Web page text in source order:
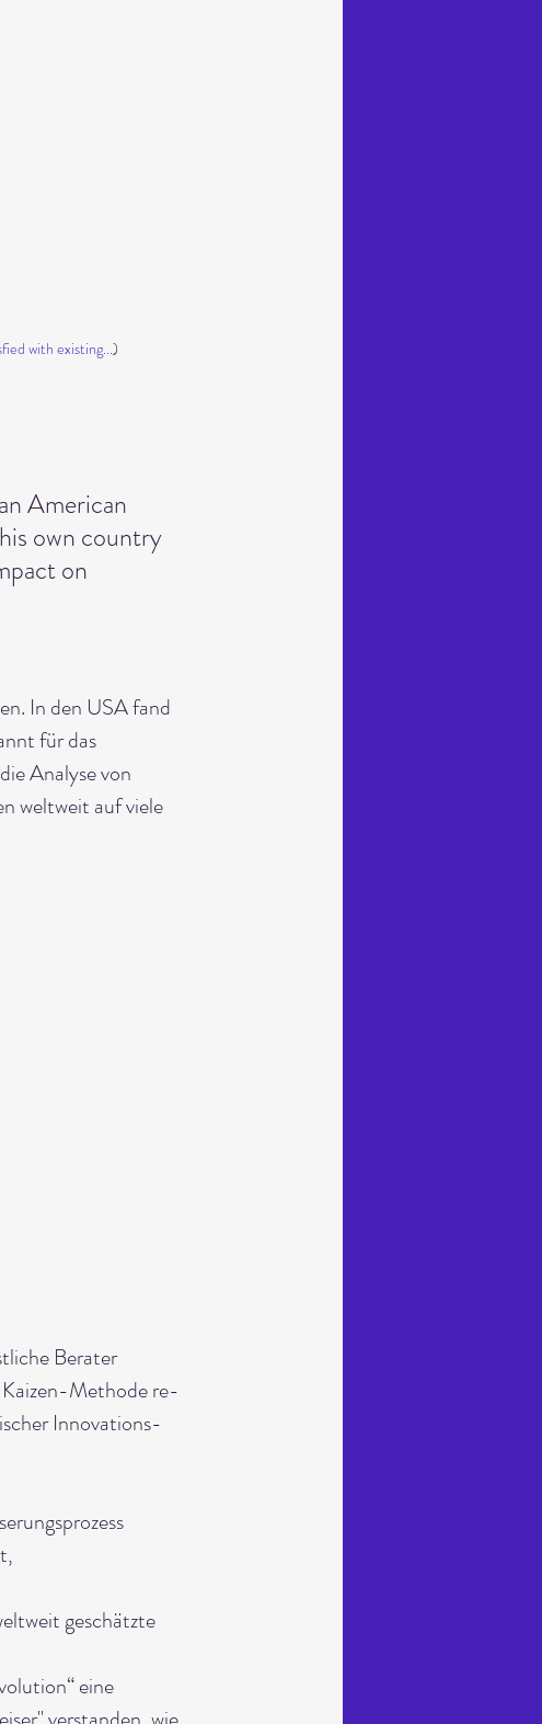
with existing...)
American
own country
on
In den USA fand
für das
Analyse von
weltweit auf viele
Berater
Kaizen-Methode re-
Innovations-
geschätzte
eine